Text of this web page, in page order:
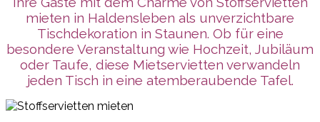
mieten in Haldensleben als unverzichtbare
Tischdekoration in Staunen. Ob für eine
besondere Veranstaltung wie Hochzeit, Jubiläum
oder Taufe, diese Mietservietten verwandeln
jeden Tisch in eine atemberaubende Tafel.